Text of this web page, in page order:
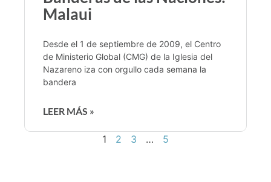
Malaui
Desde el 1 de septiembre de 2009, el Centro
de Ministerio Global (CMG) de la Iglesia del
Nazareno iza con orgullo cada semana la
bandera
LEER MÁS »
1 2 3 … 5